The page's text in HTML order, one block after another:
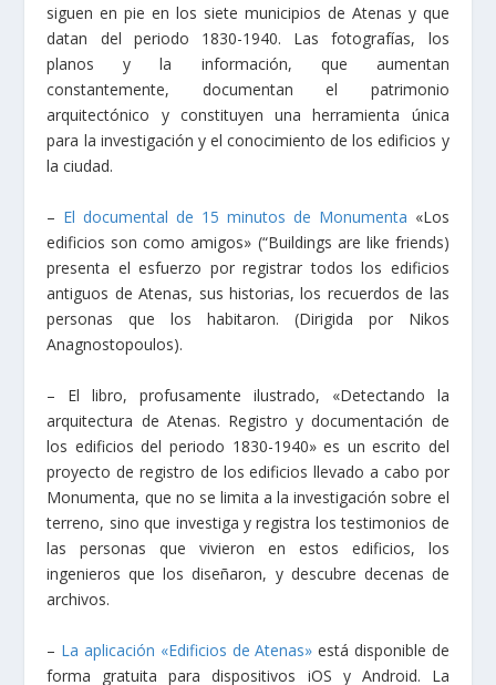
siguen en pie en los siete municipios de Atenas y que
datan del periodo 1830-1940. Las fotografías, los
planos y la información, que aumentan
constantemente, documentan el patrimonio
arquitectónico y constituyen una herramienta única
para la investigación y el conocimiento de los edificios y
la ciudad.
– El documental de 15 minutos de Monumenta «Los
edificios son como amigos» (“Buildings are like friends)
presenta el esfuerzo por registrar todos los edificios
antiguos de Atenas, sus historias, los recuerdos de las
personas que los habitaron. (Dirigida por Nikos
Anagnostopoulos).
– El libro, profusamente ilustrado, «Detectando la
arquitectura de Atenas. Registro y documentación de
los edificios del periodo 1830-1940» es un escrito del
proyecto de registro de los edificios llevado a cabo por
Monumenta, que no se limita a la investigación sobre el
terreno, sino que investiga y registra los testimonios de
las personas que vivieron en estos edificios, los
ingenieros que los diseñaron, y descubre decenas de
archivos.
– La aplicación «Edificios de Atenas» está disponible de
forma gratuita para dispositivos iOS y Android. La